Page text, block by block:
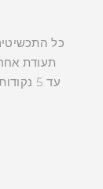
כל
תעודת
עד 5